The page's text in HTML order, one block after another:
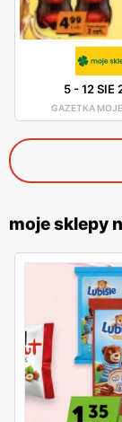
5-12 SIE
GAZETKA
moje sklepy